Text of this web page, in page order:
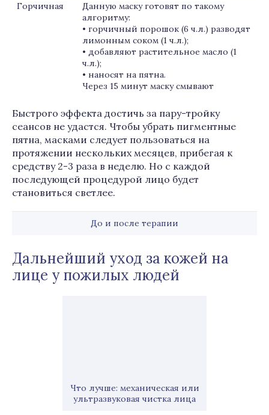
Горчичная
Данную маску готовят по такому
алгоритму:
• горчичный порошок (6 ч.л.) разводят
лимонным соком (1 ч.л.);
• добавляют растительное масло (1
ч.л.);
• наносят на пятна.
Через 15 минут маску смывают
Быстрого эффекта достичь за пару-тройку
сеансов не удастся. Чтобы убрать пигментные
пятна, масками следует пользоваться на
протяжении нескольких месяцев, прибегая к
средству 2-3 раза в неделю. Но с каждой
последующей процедурой лицо будет
становиться светлее.
До и после терапии
Дальнейший уход за кожей на
лице у пожилых людей
Что лучше: механическая или
ультразвуковая чистка лица